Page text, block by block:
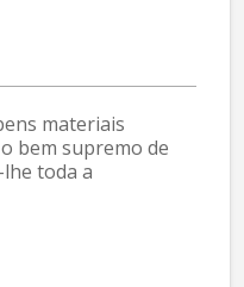
materiais
bem supremo de
toda a